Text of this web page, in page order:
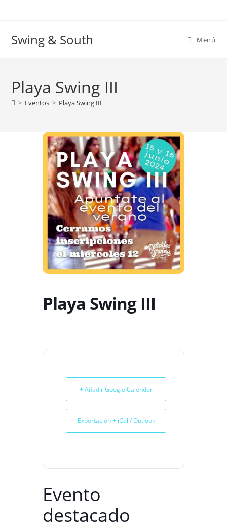
Swing & South Menú
Playa Swing III
> Eventos > Playa Swing III
Playa Swing III
+ Añadir Google Calendar
Exportación + iCal / Outlook
Evento
destacado